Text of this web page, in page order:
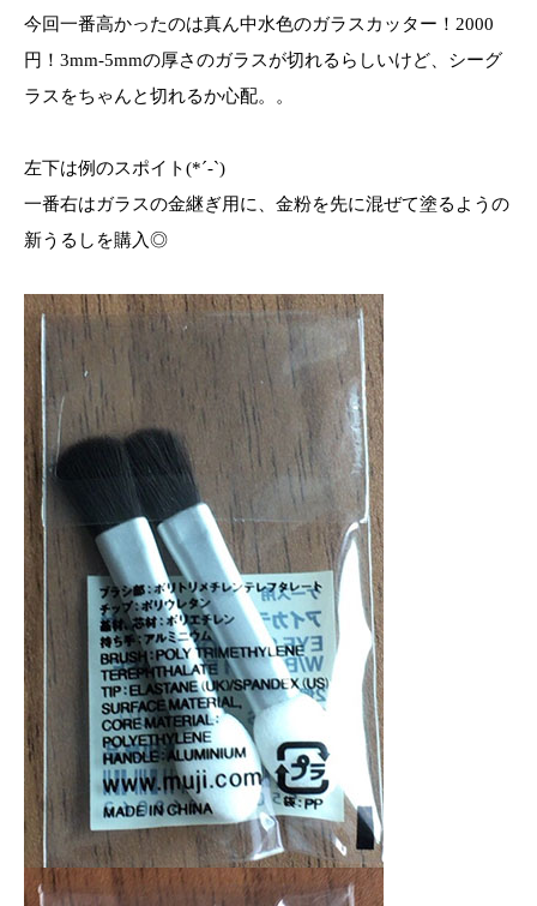
今回一番高かったのは真ん中水色のガラスカッター！2000
円！3mm-5mmの厚さのガラスが切れるらしいけど、シーグ
ラスをちゃんと切れるか心配。。
左下は例のスポイト(*´-`)
一番右はガラスの金継ぎ用に、金粉を先に混ぜて塗るようの
新うるしを購入◎